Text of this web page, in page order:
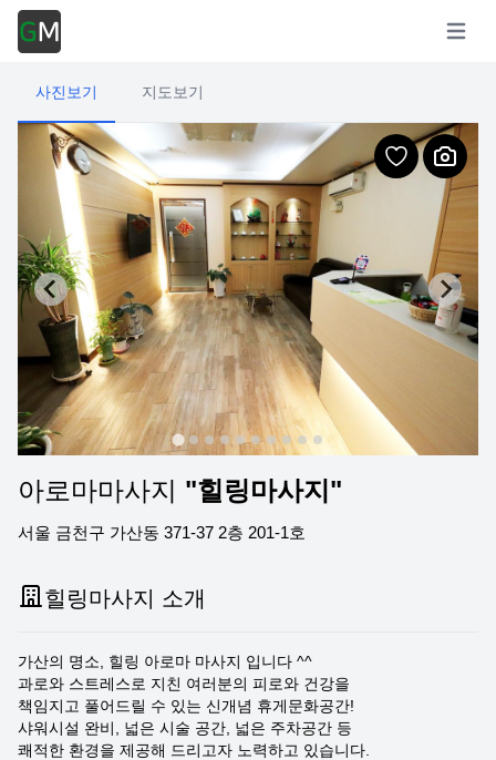
Open
사진보기 지도보기
아로마마사지 "힐링마사지"
서울 금천구 가산동 371-37 2층 201-1호
힐링마사지 소개
가산의 명소, 힐링 아로마 마사지 입니다 ^^
과로와 스트레스로 지친 여러분의 피로와 건강을
책임지고 풀어드릴 수 있는 신개념 휴게문화공간!
샤워시설 완비, 넓은 시술 공간, 넓은 주차공간 등
쾌적한 환경을 제공해 드리고자 노력하고 있습니다.